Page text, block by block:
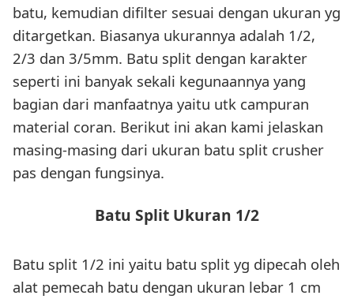
batu, kemudian difilter sesuai dengan ukuran yg
ditargetkan. Biasanya ukurannya adalah 1/2,
2/3 dan 3/5mm. Batu split dengan karakter
seperti ini banyak sekali kegunaannya yang
bagian dari manfaatnya yaitu utk campuran
material coran. Berikut ini akan kami jelaskan
masing-masing dari ukuran batu split crusher
pas dengan fungsinya.
Batu Split Ukuran 1/2
Batu split 1/2 ini yaitu batu split yg dipecah oleh
alat pemecah batu dengan ukuran lebar 1 cm